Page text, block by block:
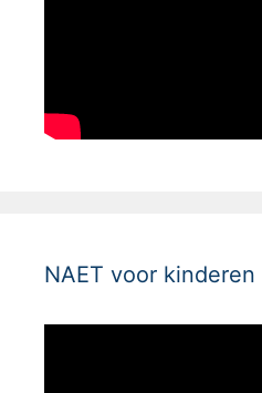
NAET voor kinderen